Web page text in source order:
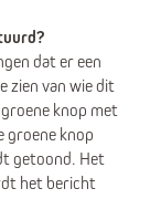
dat er een
zien van wie dit
knop met
groene knop
getoond. Het
het bericht